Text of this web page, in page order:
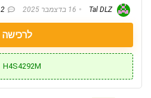
Tal DLZ 16 בדצמבר 2025 2
לרכישה
H4S4292M